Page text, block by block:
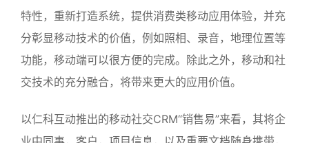
特性，重新打造系统，提供消费类移动应用体验，并充
分彰显移动技术的价值，例如照相、录音，地理位置等
功能，移动端可以很方便的完成。除此之外，移动和社
交技术的充分融合，将带来更大的应用价值。
以仁科互动推出的移动社交CRM“销售易”来看，其将企